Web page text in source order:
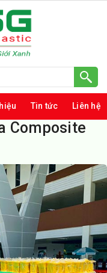
Tin tức Liên hệ
Composite